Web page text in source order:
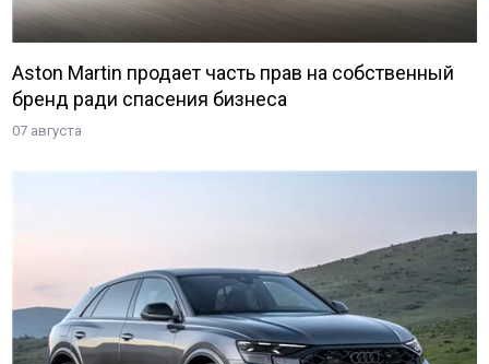
Aston Martin продает часть прав на собственный
бренд ради спасения бизнеса
07 августа